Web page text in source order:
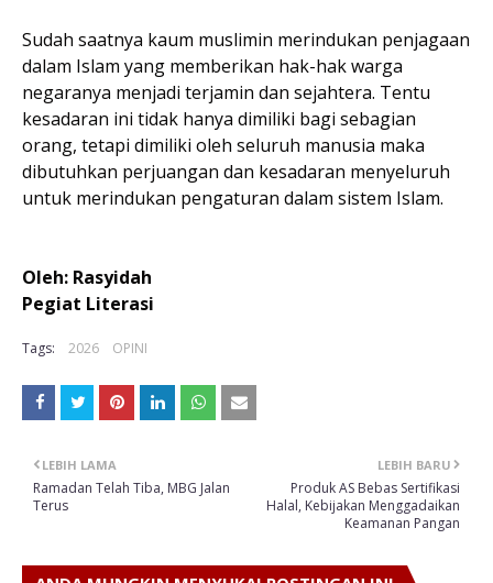
Sudah saatnya kaum muslimin merindukan penjagaan
dalam Islam yang memberikan hak-hak warga
negaranya menjadi terjamin dan sejahtera. Tentu
kesadaran ini tidak hanya dimiliki bagi sebagian
orang, tetapi dimiliki oleh seluruh manusia maka
dibutuhkan perjuangan dan kesadaran menyeluruh
untuk merindukan pengaturan dalam sistem Islam.
Oleh: Rasyidah
Pegiat Literasi
Tags: 2026 OPINI
LEBIH BARU
Produk AS Bebas Sertifikasi
Halal, Kebijakan Menggadaikan
Keamanan Pangan
LEBIH LAMA
Ramadan Telah Tiba, MBG Jalan
Terus